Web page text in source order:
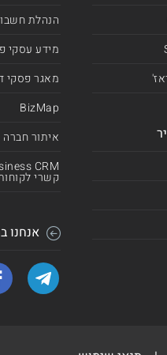
הנהלת
מידע עסקי
מאגר פסקי
BizMap
איתור חברה
קשרי
אנחנו